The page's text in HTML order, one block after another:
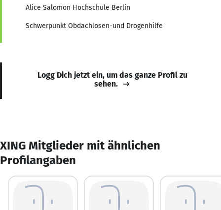
Alice Salomon Hochschule Berlin
Schwerpunkt Obdachlosen-und Drogenhilfe
Logg Dich jetzt ein, um das ganze Profil zu
sehen.
XING Mitglieder mit ähnlichen
Profilangaben